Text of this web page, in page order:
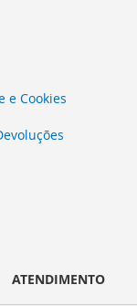
e Cookies
ATENDIMENTO